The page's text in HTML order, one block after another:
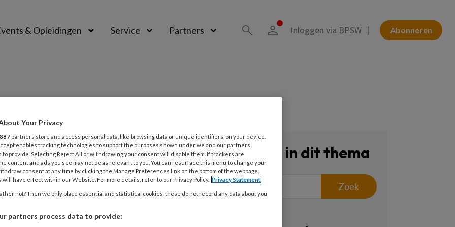
& Opleidingen Service Partners Abonneren
Inloggen via BPSW
ACHTERGROND GEHANDICAPTENZORG
cliënt Tegen alle verwachtingen
vertellen over een cliënt die hen altijd is
Zoeken in dit thema
Zoek
Your Privacy
887 partners store and access personal data, like browsing data or unique identifiers, on your device.
enables tracking technologies to support the purposes shown under we and our partners
to provide. Selecting Reject All or withdrawing your consent will disable them. If trackers are
content and ads you see may not be as relevant to you. You can resurface this menu to change your
consent at any time by clicking the Manage Preferences link on the bottom of the webpage.
will have effect within our Website. For more details, refer to our Privacy Policy. Privacy Statement
not? Then we only place essential and statistical cookies, these do not record any data about you
partners process data to provide: